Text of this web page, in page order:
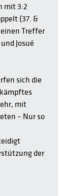
mit 3:2
(37. &
Treffer
Josué
sich die
mit
– Nur so
der